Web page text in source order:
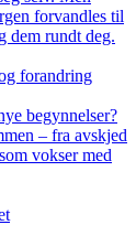
forvandles til
dem rundt deg.
forandring
begynnelser?
– fra avskjed
vokser med